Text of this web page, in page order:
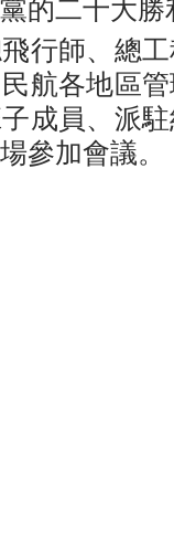
的二十大勝
師、總工
航各地區
成員、派
參加會議。